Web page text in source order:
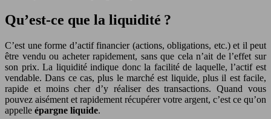
Qu’est-ce que la liquidité ?
C’est une forme d’actif financier (actions, obligations, etc.) et il peut
être vendu ou acheter rapidement, sans que cela n’ait de l’effet sur
son prix. La liquidité indique donc la facilité de laquelle, l’actif est
vendable. Dans ce cas, plus le marché est liquide, plus il est facile,
rapide et moins cher d’y réaliser des transactions. Quand vous
pouvez aisément et rapidement récupérer votre argent, c’est ce qu’on
appelle épargne liquide.